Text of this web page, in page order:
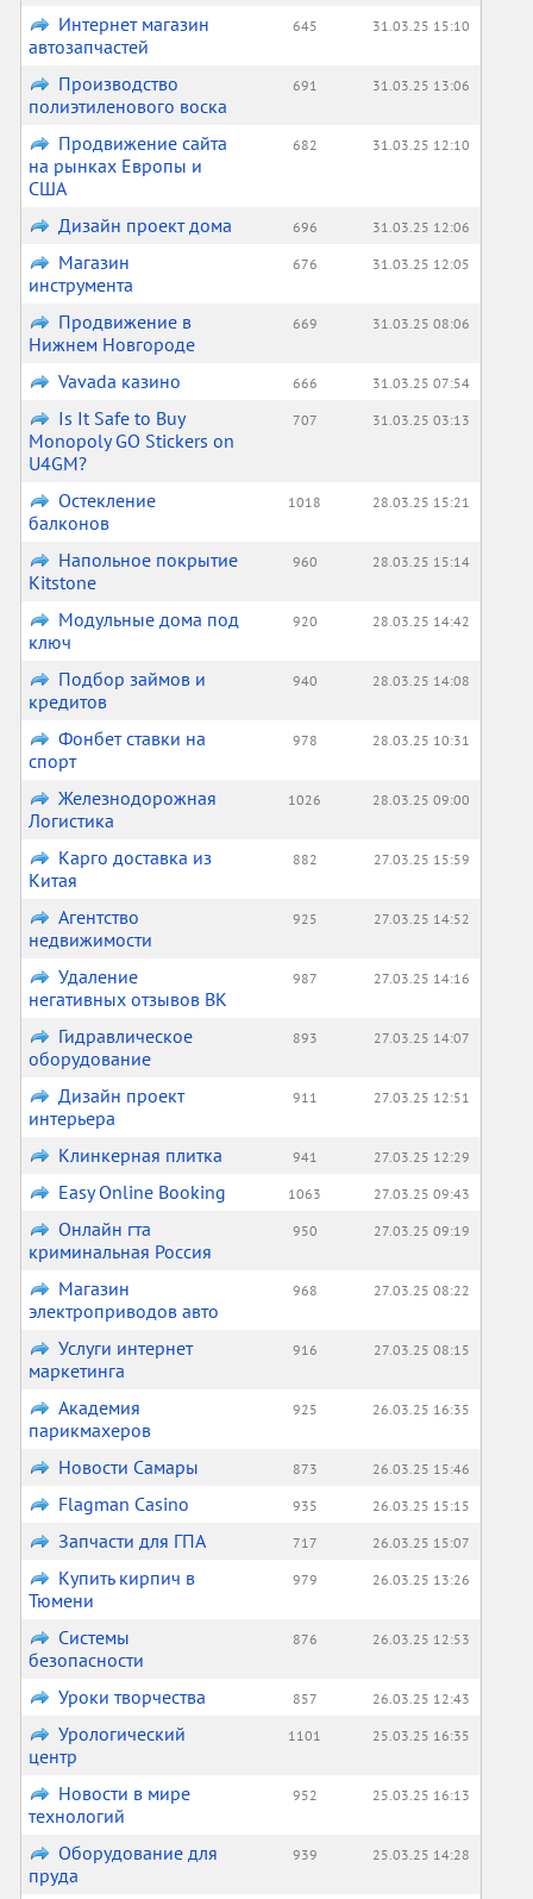
Интернет магазин
автозапчастей
645 31.03.25 15:10
Производство
полиэтиленового воска
691 31.03.25 13:06
Продвижение сайта
на рынках Европы и
США
682 31.03.25 12:10
Дизайн проект дома 696 31.03.25 12:06
Магазин
инструмента
676 31.03.25 12:05
Продвижение в
Нижнем Новгороде
669 31.03.25 08:06
Vavada казино 666 31.03.25 07:54
Is It Safe to Buy
Monopoly GO Stickers on
U4GM?
707 31.03.25 03:13
Остекление
балконов
1018 28.03.25 15:21
Напольное покрытие
Kitstone
960 28.03.25 15:14
Модульные дома под
ключ
920 28.03.25 14:42
Подбор займов и
кредитов
940 28.03.25 14:08
Фонбет ставки на
спорт
978 28.03.25 10:31
Железнодорожная
Логистика
1026 28.03.25 09:00
Карго доставка из
Китая
882 27.03.25 15:59
Агентство
недвижимости
925 27.03.25 14:52
Удаление
негативных отзывов ВК
987 27.03.25 14:16
Гидравлическое
оборудование
893 27.03.25 14:07
Дизайн проект
интерьера
911 27.03.25 12:51
Клинкерная плитка 941 27.03.25 12:29
Easy Online Booking 1063 27.03.25 09:43
Онлайн гта
криминальная Россия
950 27.03.25 09:19
Магазин
электроприводов авто
968 27.03.25 08:22
Услуги интернет
маркетинга
916 27.03.25 08:15
Академия
парикмахеров
925 26.03.25 16:35
Новости Самары 873 26.03.25 15:46
Flagman Casino 935 26.03.25 15:15
Запчасти для ГПА 717 26.03.25 15:07
Купить кирпич в
Тюмени
979 26.03.25 13:26
Системы
безопасности
876 26.03.25 12:53
Уроки творчества 857 26.03.25 12:43
Урологический
центр
1101 25.03.25 16:35
Новости в мире
технологий
952 25.03.25 16:13
Оборудование для
пруда
939 25.03.25 14:28